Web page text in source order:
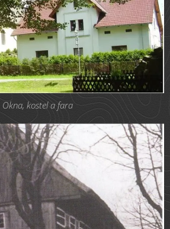
Okna, kostel a fara